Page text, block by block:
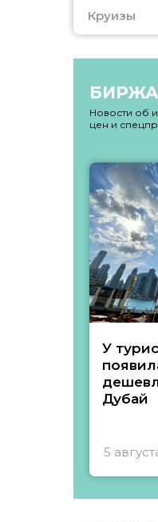
Круизы
БИРЖА
Новости об
цен и
У
Дубай
5